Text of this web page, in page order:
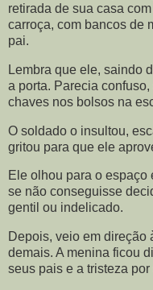
retirada de sua casa
carroça, com bancos de
pai.
Lembra que ele, saindo
a porta. Parecia
chaves nos bolsos na
O soldado o insultou,
gritou para que ele
Ele olhou para o espaço
se não conseguisse
gentil ou indelicado.
Depois, veio em direção
demais. A menina ficou
seus pais e a tristeza